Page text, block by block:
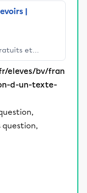
|
et
les élèves
réussite
eleves/bv/fran
d-un-texte-
question,